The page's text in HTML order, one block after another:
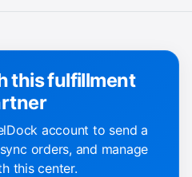
this fulfillment
account to send a
orders, and manage
this center.